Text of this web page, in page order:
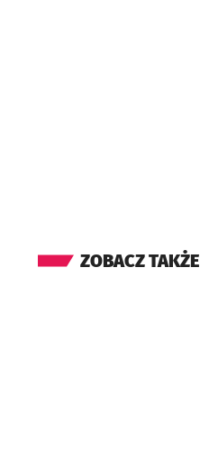
ZOBACZ TAKŻE